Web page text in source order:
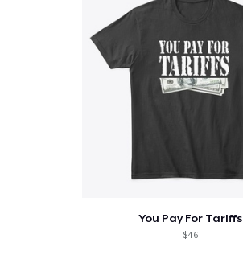
You Pay For Tariffs
$46